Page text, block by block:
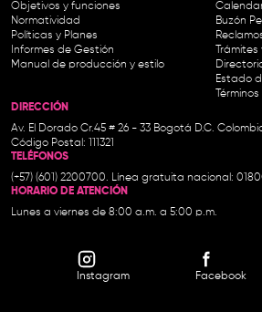
Objetivos y funciones
Normatividad
Políticas y Planes
Informes de Gestión
Manual de producción y estilo
Buzón
Estado
DIRECCIÓN
Av. El Dorado Cr.45 # 26 - 33 Bogotá D.C.
Código Postal: 111321
TELÉFONOS
(+57) (601) 2200700. Línea gratuita nacional:
HORARIO DE ATENCIÓN
Lunes a viernes de 8:00 a.m. a 5:00 p.m.
Instagram Facebook